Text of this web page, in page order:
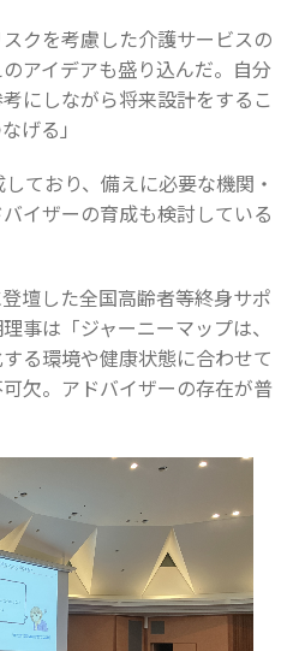
クを考慮した介護サービスの
アイデアも盛り込んだ。自分
にしながら将来設計をするこ
げる」
ており、備えに必要な機関・
イザーの育成も検討している
壇した全国高齢者等終身サポ
事は「ジャーニーマップは、
る環境や健康状態に合わせて
欠。アドバイザーの存在が普